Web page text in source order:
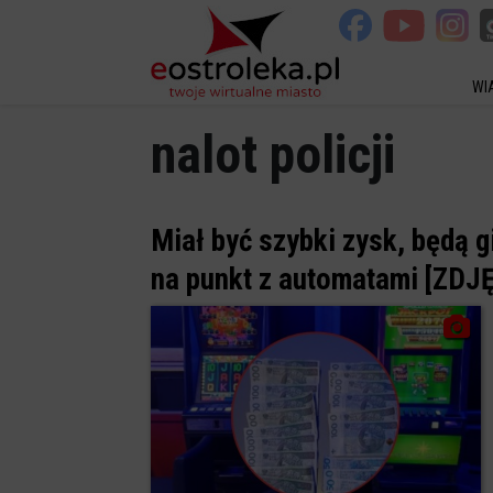
nalot policji
Miał być szybki zysk, będą
na punkt z automatami